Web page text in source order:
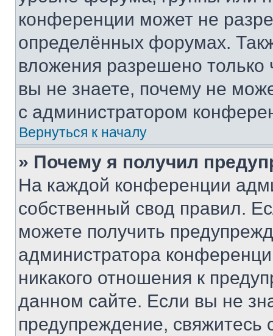
конференции может не
определённых форумах.
вложения разрешено
вы не знаете, почему не
с администратором
Вернуться к началу
» Почему я получил
На каждой конференции
собственный свод правил.
можете получить
администратора
никакого отношения к
данном сайте. Если вы не
предупреждение,